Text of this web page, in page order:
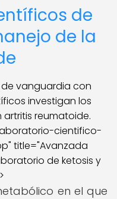
de
de la
cientifico-
title="Avanzada
de ketosis y
en el que